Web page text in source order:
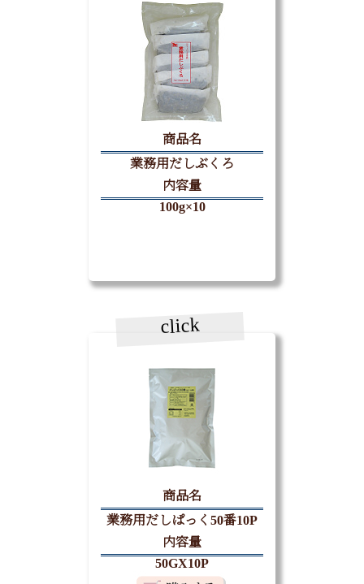
商品名
業務用だしぶくろ
内容量
100g×10
click
商品名
業務用だしぱっく50番10P
内容量
50GX10P